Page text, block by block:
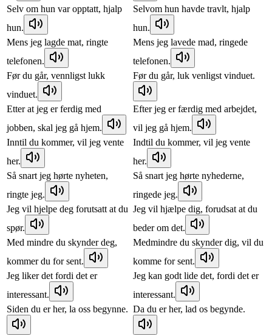
Selv om hun var opptatt, hjalp
hun.
Selvom hun havde travlt, hjalp
hun.
Mens jeg lagde mat, ringte
telefonen.
Mens jeg lavede mad, ringede
telefonen.
Før du går, vennligst lukk
vinduet.
Før du går, luk venligst vinduet.
Etter at jeg er ferdig med
jobben, skal jeg gå hjem.
Efter jeg er færdig med arbejdet,
vil jeg gå hjem.
Inntil du kommer, vil jeg vente
her.
Indtil du kommer, vil jeg vente
her.
Så snart jeg hørte nyheten,
ringte jeg.
Så snart jeg hørte nyhederne,
ringede jeg.
Jeg vil hjelpe deg forutsatt at du
spør.
Jeg vil hjælpe dig, forudsat at du
beder om det.
Med mindre du skynder deg,
kommer du for sent.
Medmindre du skynder dig, vil du
komme for sent.
Jeg liker det fordi det er
interessant.
Jeg kan godt lide det, fordi det er
interessant.
Siden du er her, la oss begynne. Da du er her, lad os begynde.